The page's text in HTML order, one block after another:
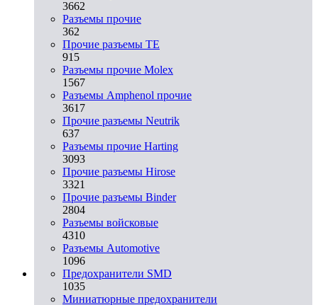
3662
Разъeмы прочие
362
Прочие разъемы TE
915
Разъемы прочие Molex
1567
Разъемы Amphenol прочие
3617
Прочие разъемы Neutrik
637
Разъемы прочие Harting
3093
Прочие разъемы Hirose
3321
Прочие разъемы Binder
2804
Разъемы войсковые
4310
Разъeмы Automotive
1096
Предохранители SMD
1035
Миниатюрные предохранители